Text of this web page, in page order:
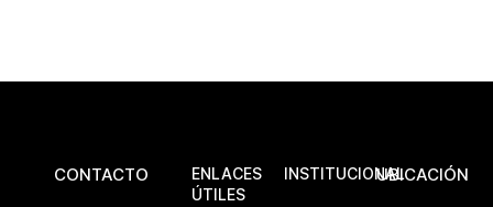
CONTACTO
ENLACES
ÚTILES
INSTITUCIONALUBICACIÓN